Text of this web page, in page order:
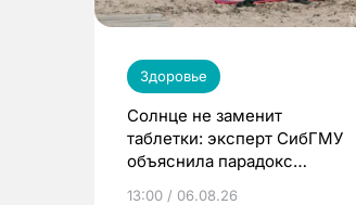
Здоровье
Солнце не заменит
таблетки: эксперт СибГМУ
объяснила парадокс
13:00 / 06.08.26